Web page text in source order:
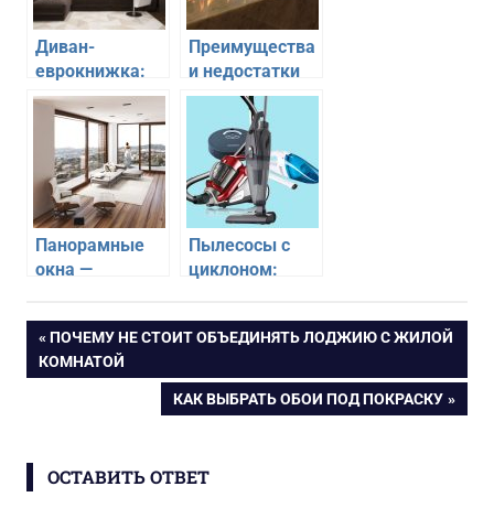
Диван-
еврокнижка:
какие
преимущества
и недостатки
Преимущества
и недостатки
биокаминов
Панорамные
окна —
и недостатки
Пылесосы с
циклоном:
и недостатки
Навигация
ПРЕДЫДУЩАЯ
ЗАПИСЬ:
ПОЧЕМУ НЕ СТОИТ ОБЪЕДИНЯТЬ ЛОДЖИЮ С ЖИЛОЙ
КОМНАТОЙ
СЛЕДУЮЩАЯ
КАК ВЫБРАТЬ ОБОИ ПОД ПОКРАСКУ
ОСТАВИТЬ ОТВЕТ